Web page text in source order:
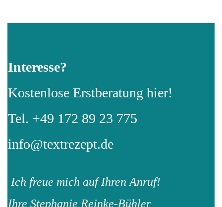
Interesse?
Kostenlose Erstberatung hier!
Tel. +49 172 89 23 775
info@textrezept.de
Ich freue mich auf Ihren Anruf!
Ihre Stephanie Reinke-Bühler